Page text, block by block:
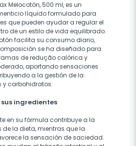
Melocotón, 500 ml, es un
líquido formulado para
que pueden ayudar a regular el
de un estilo de vida equilibrado.
facilita su consumo diario,
se ha diseñado para
de redução calórica y
aportando sensaciones
a la gestión de la
y carbohidratos.
ingredientes
en su fórmula contribuye a la
la dieta, mientras que la
la sensación de saciedad.